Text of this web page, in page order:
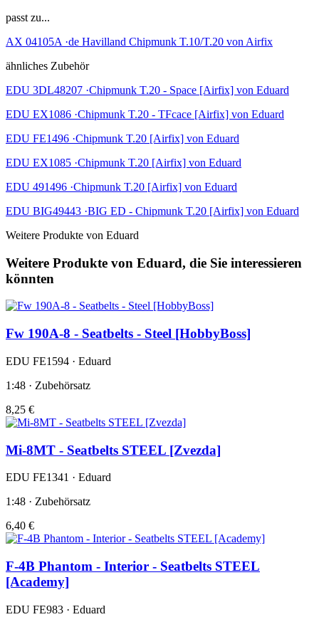
passt zu...
AX 04105A ·de Havilland Chipmunk T.10/T.20 von Airfix
ähnliches Zubehör
EDU 3DL48207 ·Chipmunk T.20 - Space [Airfix] von Eduard
EDU EX1086 ·Chipmunk T.20 - TFcace [Airfix] von Eduard
EDU FE1496 ·Chipmunk T.20 [Airfix] von Eduard
EDU EX1085 ·Chipmunk T.20 [Airfix] von Eduard
EDU 491496 ·Chipmunk T.20 [Airfix] von Eduard
EDU BIG49443 ·BIG ED - Chipmunk T.20 [Airfix] von Eduard
Weitere Produkte von Eduard
Weitere Produkte von Eduard, die Sie interessieren
könnten
Fw 190A-8 - Seatbelts - Steel [HobbyBoss]
EDU FE1594 · Eduard
1:48 · Zubehörsatz
8,25 €
Mi-8MT - Seatbelts STEEL [Zvezda]
EDU FE1341 · Eduard
1:48 · Zubehörsatz
6,40 €
F-4B Phantom - Interior - Seatbelts STEEL
[Academy]
EDU FE983 · Eduard